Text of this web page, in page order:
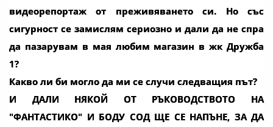
видеорепортаж от преживяването си. Но със
сигурност се замислям сериозно и дали да не спра
да пазарувам в мая любим магазин в жк Дружба
1?
Какво ли би могло да ми се случи следващия път?
И ДАЛИ НЯКОЙ ОТ РЪКОВОДСТВОТО НА
"ФАНТАСТИКО" И БОДУ СОД ЩЕ СЕ НАПЪНЕ, ЗА ДА